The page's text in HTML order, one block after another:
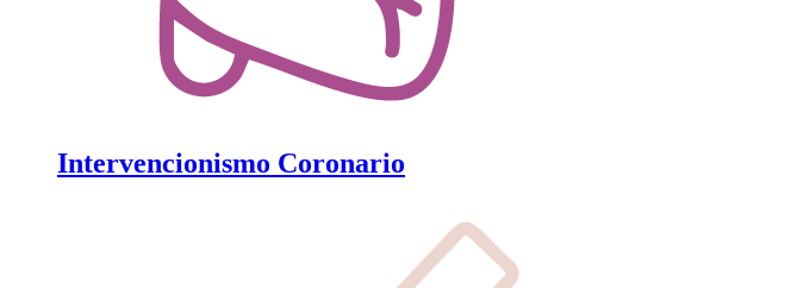
Intervencionismo Coronario